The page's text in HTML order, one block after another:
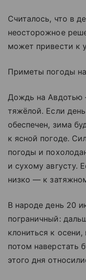
Считалось, что в
неосторожное
может привести к
Приметы погоды
Дождь на Авдотью
тяжёлой. Если
обеспечен, зима
к ясной погоде.
погоды и
и сухому августу.
низко — к
В народе день 20
пограничный:
клониться к осени,
потом наверстать
этого дня